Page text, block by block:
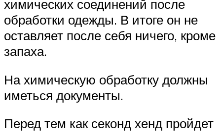
химических соединений после
обработки одежды. В итоге он не
оставляет после себя ничего, кроме
запаха.
На химическую обработку должны
иметься документы.
Перед тем как секонд хенд пройдет